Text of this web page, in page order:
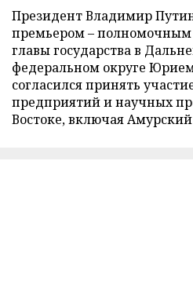
Президент Владимир
премьером – полномочным
главы государства в
федеральном округе
согласился принять
предприятий и научных
Востоке, включая